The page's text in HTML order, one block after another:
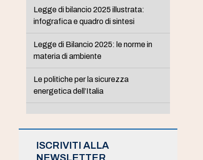
Legge di bilancio 2025 illustrata:
infografica e quadro di sintesi
Legge di Bilancio 2025: le norme in
materia di ambiente
Le politiche per la sicurezza
energetica dell’Italia
ISCRIVITI ALLA
NEWSLETTER